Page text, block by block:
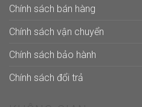
Chính sách bán hàng
Chính sách vận chuyển
Chính sách bảo hành
Chính sách đổi trả